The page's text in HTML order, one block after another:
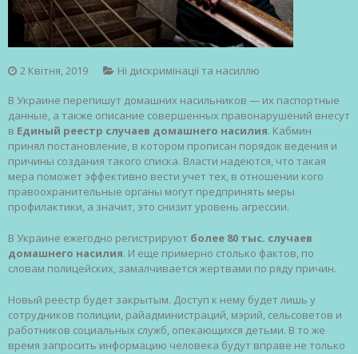
2 Квітня, 2019 Ні дискримінації та насиллю
В Украине перепишут до­­маш­­них насильников — их паспортные
данные, а также описание со­­вер­­шенных пра­­вонарушений внесут
в Единый реестр слу­­чаев домашне­­го насилия. Каб­­мин
принял постановление, в котором прописан порядок ведения и
причины создания такого списка. Власти надеются, что такая
мера поможет эффективно вести учет тех, в отношении кого
правоохранительные органы могут предпринять меры
профилактики, а значит, это снизит уровень агрессии.
В Украине ежегодно регистрируют более 80 тыс. случаев
домашнего насилия. И еще примерно столько фактов, по
словам полицейских, замалчивается жертвами по ряду причин.
Новый реестр будет закрытым. Доступ к нему будет лишь у
сотрудников полиции, райадминистраций, мэрий, сельсоветов и
работников социальных служб, опекающихся детьми. В то же
время запросить информацию человека будут вправе не только